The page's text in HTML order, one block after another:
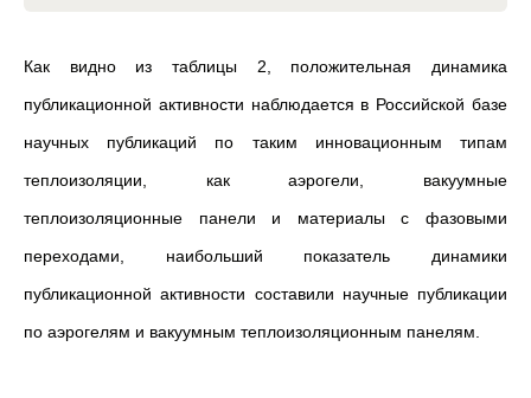
Как видно из таблицы 2, положительная динамика
публикационной активности наблюдается в Российской базе
научных публикаций по таким инновационным типам
теплоизоляции, как аэрогели, вакуумные
теплоизоляционные панели и материалы с фазовыми
переходами, наибольший показатель динамики
публикационной активности составили научные публикации
по аэрогелям и вакуумным теплоизоляционным панелям.